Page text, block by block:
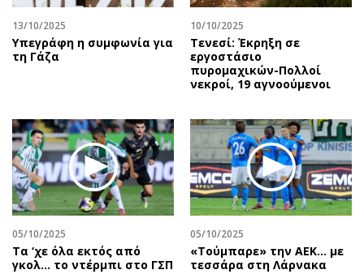
13/10/2025
Υπεγράφη η συμφωνία για
τη Γάζα
10/10/2025
Τενεσί: Έκρηξη σε
εργοστάσιο
πυρομαχικών-Πολλοί
νεκροί, 19 αγνοούμενοι
05/10/2025
Τα ‘χε όλα εκτός από
γκολ… το ντέρμπι στο ΓΣΠ
05/10/2025
«Τούμπαρε» την ΑΕΚ… με
τεσσάρα στη Λάρνακα